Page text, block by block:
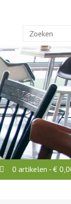
Zoek
0 artikelen - €